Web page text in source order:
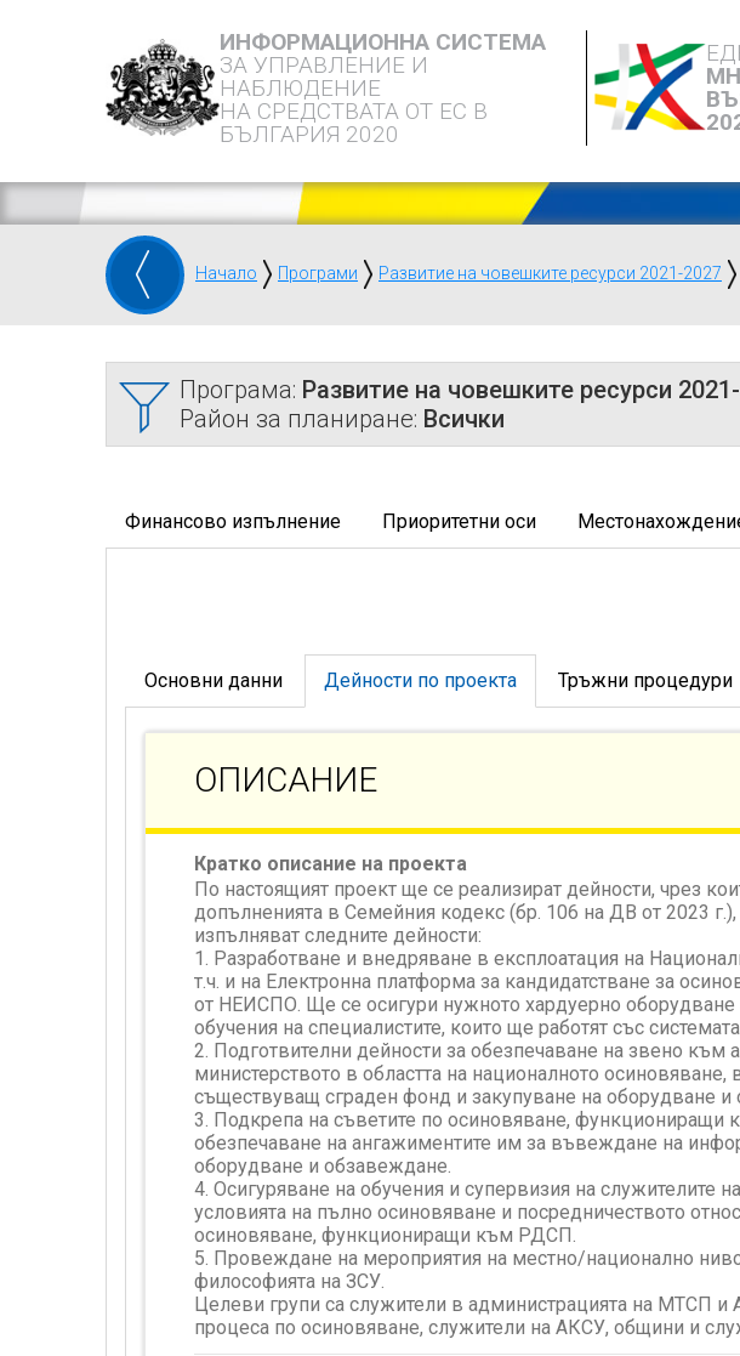
ИНФОРМАЦИОННА СИСТЕМА
ЗА УПРАВЛЕНИЕ И
НАБЛЮДЕНИЕ
НА СРЕДСТВАТА ОТ ЕС В
БЪЛГАРИЯ 2020
Начало Програми Развитие на човешките ресурси 2021-2027
Програма: Развитие на човешките ресурси
Район за планиране: Всички
Финансово изпълнение Приоритетни оси
Основни данни Дейности по проекта Тръжни процедури
ОПИСАНИЕ
Кратко описание на проекта
По настоящият проект ще се реализират дейности, чрез
допълненията в Семейния кодекс (бр. 106 на ДВ от 2023
изпълняват следните дейности:
1. Разработване и внедряване в експлоатация на
т.ч. и на Електронна платформа за кандидатстване за
от НЕИСПО. Ще се осигури нужното хардуерно оборудване
обучения на специалистите, които ще работят със
2. Подготвителни дейности за обезпечаване на звено
министерството в областта на националното
съществуващ сграден фонд и закупуване на оборудване и
3. Подкрепа на съветите по осиновяване,
обезпечаване на ангажиментите им за въвеждане на
оборудване и обзавеждане.
4. Осигуряване на обучения и супервизия на служителите
условията на пълно осиновяване и посредничеството
осиновяване, функциониращи към РДСП.
5. Провеждане на мероприятия на местно/национално
философията на ЗСУ.
Целеви групи са служители в администрацията на МТСП и
процеса по осиновяване, служители на АКСУ, общини и